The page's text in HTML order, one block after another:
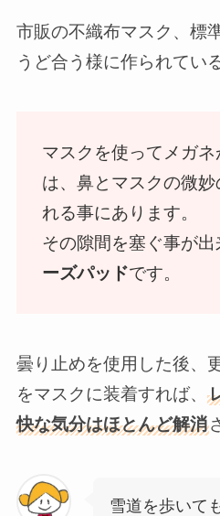
市販の不織布マスク、標
うど合う様に作られてい
マスクを使ってメガ
は、鼻とマスクの微
れる事にあります。
その隙間を塞ぐ事が
ーズパッドです。
曇り止めを使用した後、
をマスクに装着すれば、
快な気分はほとんど解消
雪道を歩いて